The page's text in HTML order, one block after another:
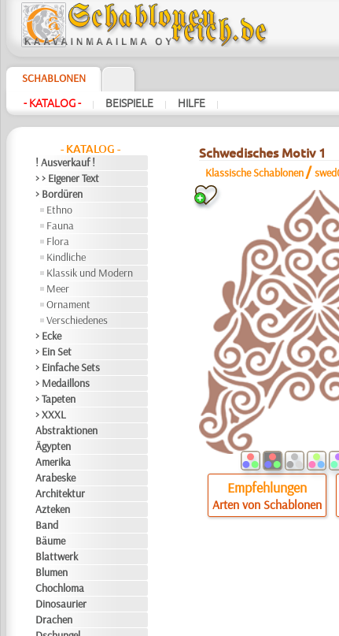
SCHABLONEN
- KATALOG - | BEISPIELE | HILFE |
- KATALOG -
! Ausverkauf !
> > Eigener Text
> Bordüren
Ethno
Fauna
Flora
Kindliche
Klassik und Modern
Meer
Ornament
Verschiedenes
> Ecke
> Ein Set
> Einfache Sets
> Medaillons
> Tapeten
> XXXL
Abstraktionen
Ägypten
Amerika
Arabeske
Architektur
Azteken
Band
Bäume
Blattwerk
Blumen
Chochloma
Dinosaurier
Drachen
Schwedisches Motiv 1
Klassische Schablonen /
Empfehlungen
Arten von Schablonen